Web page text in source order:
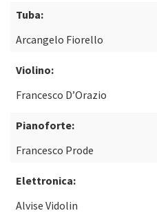
Tuba:
Arcangelo Fiorello
Violino:
Francesco D’Orazio
Pianoforte:
Francesco Prode
Elettronica:
Alvise Vidolin